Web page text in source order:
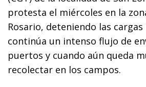
protesta el miércoles en la
Rosario, deteniendo las
continúa un intenso flujo de
puertos y cuando aún queda
recolectar en los campos.